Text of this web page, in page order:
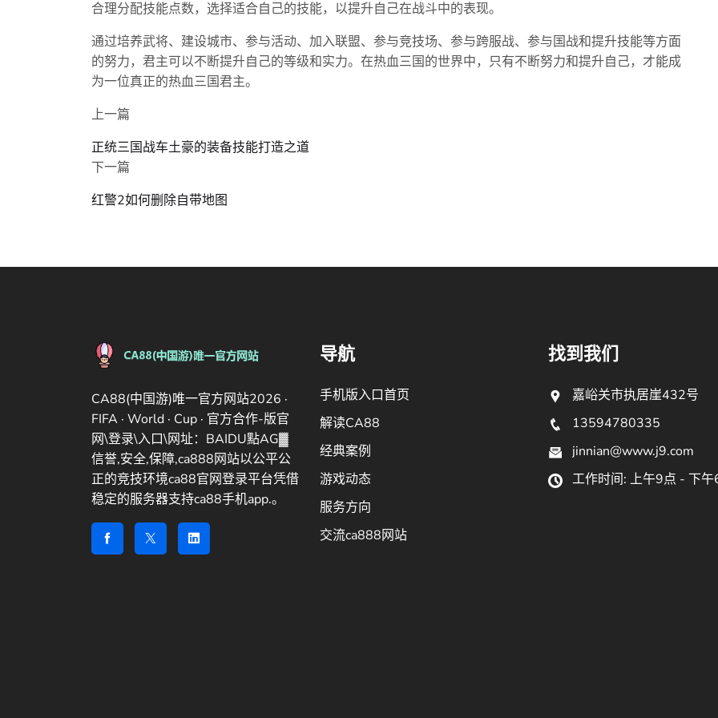
合理分配技能点数，选择适合自己的技能，以提升自己在战斗中的表现。
通过培养武将、建设城市、参与活动、加入联盟、参与竞技场、参与跨服战、参与国战和提升技能等方面
的努力，君主可以不断提升自己的等级和实力。在热血三国的世界中，只有不断努力和提升自己，才能成
为一位真正的热血三国君主。
上一篇
正统三国战车土豪的装备技能打造之道
下一篇
红警2如何删除自带地图
CA88(中国游)唯一官方网站2026 ·
FIFA · World · Cup · 官方合作-版官
网\登录\入口\网址：BAIDU點AG▓
信誉,安全,保障,ca888网站以公平公
正的竞技环境ca88官网登录平台凭借
稳定的服务器支持ca88手机app.。
导航
手机版入口首页
解读CA88
经典案例
游戏动态
服务方向
交流ca888网站
找到我们
嘉峪关市执居崖432号
13594780335
jinnian@www.j9.com
工作时间: 上午9点 - 下午